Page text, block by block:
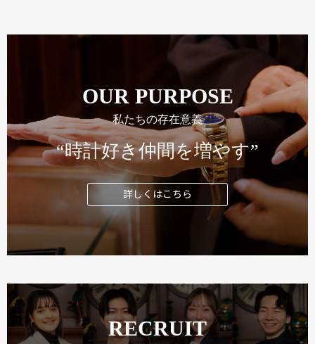
OUR PURPOSE
私たちの存在意義
“時計好き仲間を増やす”
詳しくはこちら
RECRUIT